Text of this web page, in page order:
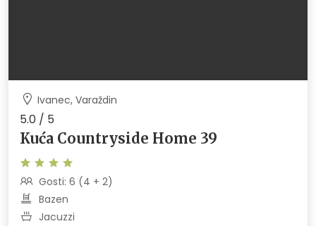
Ivanec, Varaždin
5.0 / 5
Kuća Countryside Home 39
Gosti: 6 (4 + 2)
Bazen
Jacuzzi